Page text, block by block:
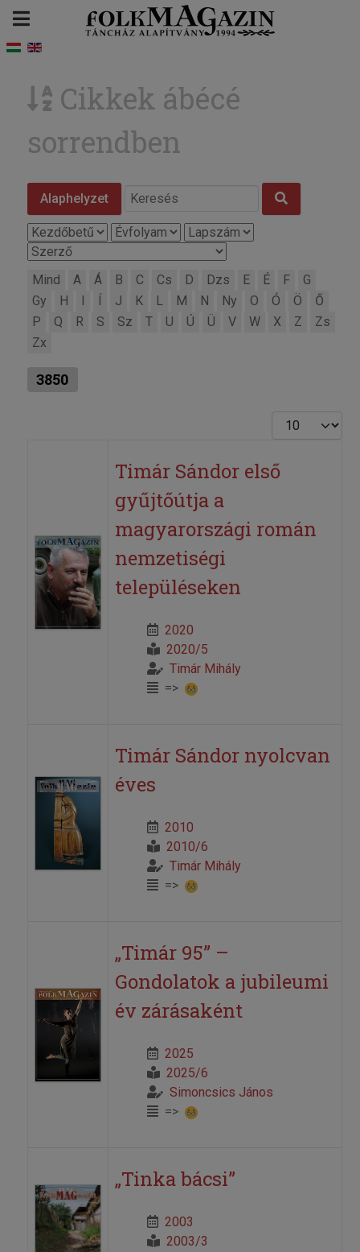
Cikkek ábécé
sorrendben
Alaphelyzet
Mind A Á B C Cs D Dzs E É F
G
Gy
H J K L M N Ny O Ó Ö
Ő
P
Q R S Sz T U Ú Ü V W X Z
Zs
Zx
3850
Tételek #
Timár Sándor első
gyűjtőútja a
magyarországi román
nemzetiségi
településeken
2020
2020/5
Timár Mihály
=>
Timár Sándor nyolcvan
éves
2010
2010/6
Timár Mihály
=>
„Timár 95” –
Gondolatok a jubileumi
év zárásaként
2025
2025/6
Simoncsics János
=>
„Tinka bácsi”
2003
2003/3